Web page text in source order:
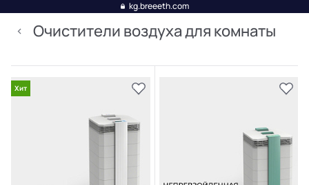
kg.breeeth.com
Очистители воздуха для комнаты
Хит